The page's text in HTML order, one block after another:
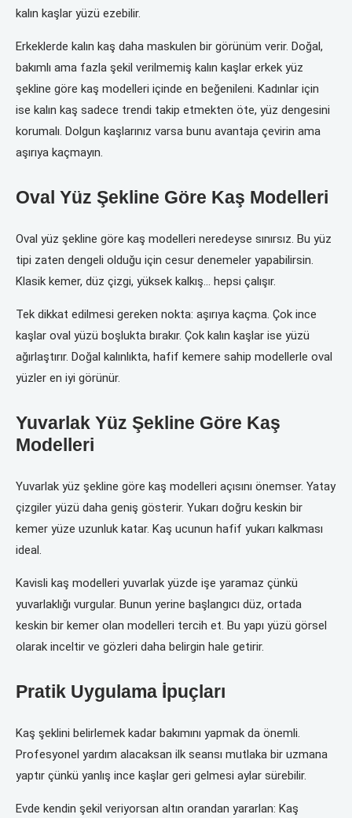
kalın kaşlar yüzü ezebilir.
Erkeklerde kalın kaş daha maskulen bir görünüm verir. Doğal,
bakımlı ama fazla şekil verilmemiş kalın kaşlar erkek yüz
şekline göre kaş modelleri içinde en beğenileni. Kadınlar için
ise kalın kaş sadece trendi takip etmekten öte, yüz dengesini
korumalı. Dolgun kaşlarınız varsa bunu avantaja çevirin ama
aşırıya kaçmayın.
Oval Yüz Şekline Göre Kaş Modelleri
Oval yüz şekline göre kaş modelleri neredeyse sınırsız. Bu yüz
tipi zaten dengeli olduğu için cesur denemeler yapabilirsin.
Klasik kemer, düz çizgi, yüksek kalkış… hepsi çalışır.
Tek dikkat edilmesi gereken nokta: aşırıya kaçma. Çok ince
kaşlar oval yüzü boşlukta bırakır. Çok kalın kaşlar ise yüzü
ağırlaştırır. Doğal kalınlıkta, hafif kemere sahip modellerle oval
yüzler en iyi görünür.
Yuvarlak Yüz Şekline Göre Kaş
Modelleri
Yuvarlak yüz şekline göre kaş modelleri açısını önemser. Yatay
çizgiler yüzü daha geniş gösterir. Yukarı doğru keskin bir
kemer yüze uzunluk katar. Kaş ucunun hafif yukarı kalkması
ideal.
Kavisli kaş modelleri yuvarlak yüzde işe yaramaz çünkü
yuvarlaklığı vurgular. Bunun yerine başlangıcı düz, ortada
keskin bir kemer olan modelleri tercih et. Bu yapı yüzü görsel
olarak inceltir ve gözleri daha belirgin hale getirir.
Pratik Uygulama İpuçları
Kaş şeklini belirlemek kadar bakımını yapmak da önemli.
Profesyonel yardım alacaksan ilk seansı mutlaka bir uzmana
yaptır çünkü yanlış ince kaşlar geri gelmesi aylar sürebilir.
Evde kendin şekil veriyorsan altın orandan yararlan: Kaş